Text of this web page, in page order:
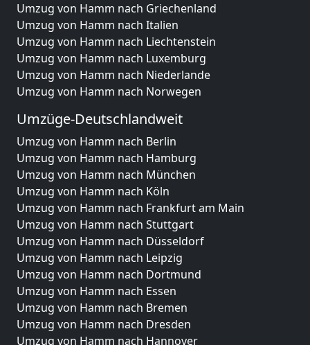
Umzug von Hamm nach Griechenland
Umzug von Hamm nach Italien
Umzug von Hamm nach Liechtenstein
Umzug von Hamm nach Luxemburg
Umzug von Hamm nach Niederlande
Umzug von Hamm nach Norwegen
Umzüge-Deutschlandweit
Umzug von Hamm nach Berlin
Umzug von Hamm nach Hamburg
Umzug von Hamm nach München
Umzug von Hamm nach Köln
Umzug von Hamm nach Frankfurt am Main
Umzug von Hamm nach Stuttgart
Umzug von Hamm nach Düsseldorf
Umzug von Hamm nach Leipzig
Umzug von Hamm nach Dortmund
Umzug von Hamm nach Essen
Umzug von Hamm nach Bremen
Umzug von Hamm nach Dresden
Umzug von Hamm nach Hannover